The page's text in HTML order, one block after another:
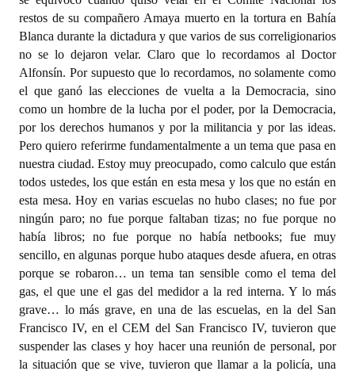
restos de su compañero Amaya muerto en la tortura en Bahía
Blanca durante la dictadura y que varios de sus correligionarios
no se lo dejaron velar. Claro que lo recordamos al Doctor
Alfonsín. Por supuesto que lo recordamos, no solamente como
el que ganó las elecciones de vuelta a la Democracia, sino
como un hombre de la lucha por el poder, por la Democracia,
por los derechos humanos y por la militancia y por las ideas.
Pero quiero referirme fundamentalmente a un tema que pasa en
nuestra ciudad. Estoy muy preocupado, como calculo que están
todos ustedes, los que están en esta mesa y los que no están en
esta mesa. Hoy en varias escuelas no hubo clases; no fue por
ningún paro; no fue porque faltaban tizas; no fue porque no
había libros; no fue porque no había netbooks; fue muy
sencillo, en algunas porque hubo ataques desde afuera, en otras
porque se robaron… un tema tan sensible como el tema del
gas, el que une el gas del medidor a la red interna. Y lo más
grave… lo más grave, en una de las escuelas, en la del San
Francisco IV, en el CEM del San Francisco IV, tuvieron que
suspender las clases y hoy hacer una reunión de personal, por
la situación que se vive, tuvieron que llamar a la policía, una